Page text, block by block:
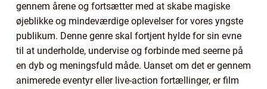
gennem årene og fortsætter med at skabe magiske
øjeblikke og mindeværdige oplevelser for vores yngste
publikum. Denne genre skal fortjent hylde for sin evne
til at underholde, undervise og forbinde med seerne på
en dyb og meningsfuld måde. Uanset om det er gennem
animerede eventyr eller live-action fortællinger, er film